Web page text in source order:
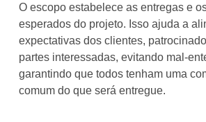
O escopo estabelece as entregas e
esperados do projeto. Isso ajuda a
expectativas dos clientes,
partes interessadas, evitando mal-
garantindo que todos tenham uma
comum do que será entregue.